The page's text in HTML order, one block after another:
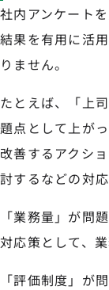
社内アンケート
結果を有用に活
りません。
たとえば、「上
題点として上が
改善するアクシ
討するなどの対
「業務量」が問
対応策として、
「評価制度」が